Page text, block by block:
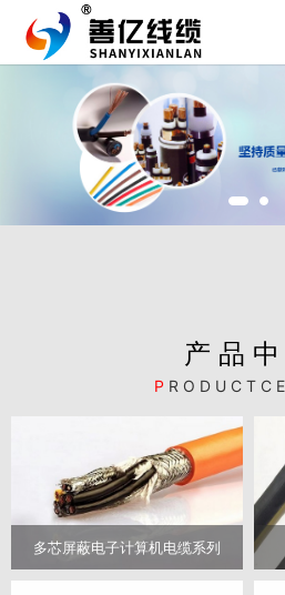
产 品
P R O D U C T C
多芯屏蔽电子计算机电缆系列